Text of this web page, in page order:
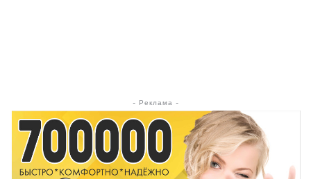
- Реклама -